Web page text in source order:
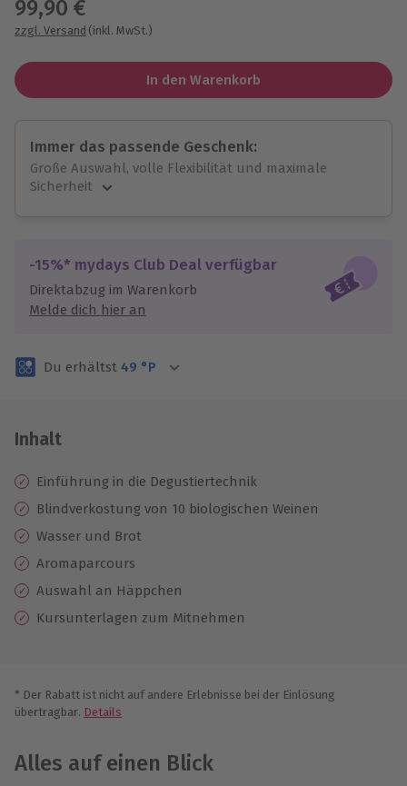
99,90 €
zzgl. Versand (inkl. MwSt.)
In den Warenkorb
Immer das passende Geschenk:
Große Auswahl, volle Flexibilität und maximale
Sicherheit
Jeder Gutschein für alle Erlebnisse einlösbar.
Maximale Sicherheit
3 Jahre gültig & verlängerbar.
-15%* mydays Club Deal verfügbar
Direktabzug im Warenkorb
Melde dich hier an
Du erhältst 49 °P
Inhalt
Einführung in die Degustiertechnik
Blindverkostung von 10 biologischen Weinen
Wasser und Brot
Aromaparcours
Auswahl an Häppchen
Kursunterlagen zum Mitnehmen
* Der Rabatt ist nicht auf andere Erlebnisse bei der Einlösung
übertragbar. Details
Alles auf einen Blick